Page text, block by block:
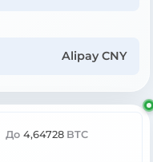
Alipay CNY
До 4,64728 BTC